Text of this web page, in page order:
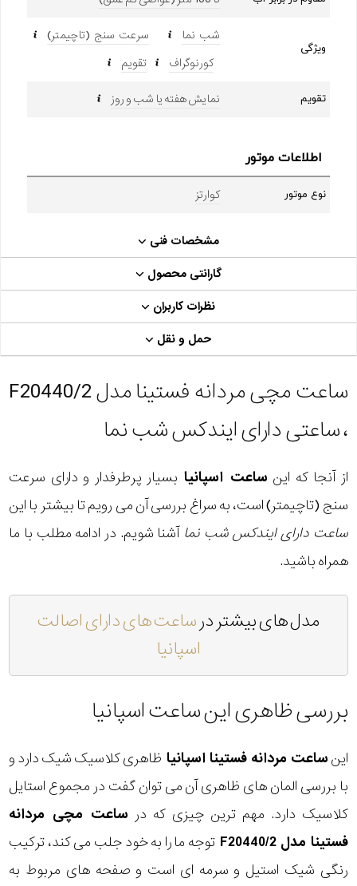
ویژگی
شب نما
سرعت سنج (تاچیمتر)
کورنوگراف
تقویم
تقویم نمایش هفته یا شب و روز
اطلاعات موتور
نوع موتور کوارتز
مشخصات فنی
گارانتی محصول
نظرات کاربران
حمل و نقل
ساعت مچی مردانه فستینا مدل F20440/2
، ساعتی دارای ایندکس شب نما
از آنجا که این ساعت اسپانیا بسیار پرطرفدار و دارای سرعت
سنج (تاچیمتر) است، به سراغ بررسی آن می رویم تا بیشتر با این
ساعت دارای ایندکس شب نماآشنا شویم. در ادامه مطلب با ما
همراه باشید.
مدل های بیشتر درساعت های دارای اصالت
اسپانیا
بررسی ظاهری این ساعت اسپانیا
اینساعت مردانه فستینا اسپانیا ظاهری کلاسیک شیک دارد و
با بررسی المان های ظاهری آن می توان گفت در مجموع استایل
کلاسیک دارد. مهم ترین چیزی که در ساعت مچی مردانه
فستینا مدل F20440/2
توجه ما را به خود جلب می کند، ترکیب
رنگی شیک استیل و سرمه ای است و صفحه های مربوط به